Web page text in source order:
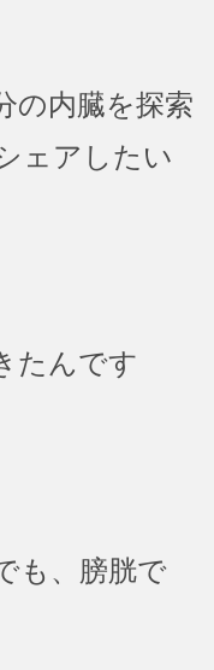
の内臓を探索
ェアしたい
たんです
も、膀胱で